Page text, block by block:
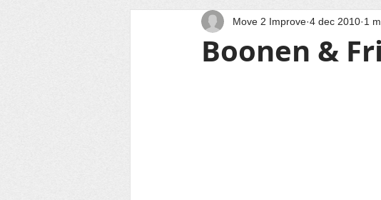
Boonen &
Move 2 Improve 4 dec 2010 1